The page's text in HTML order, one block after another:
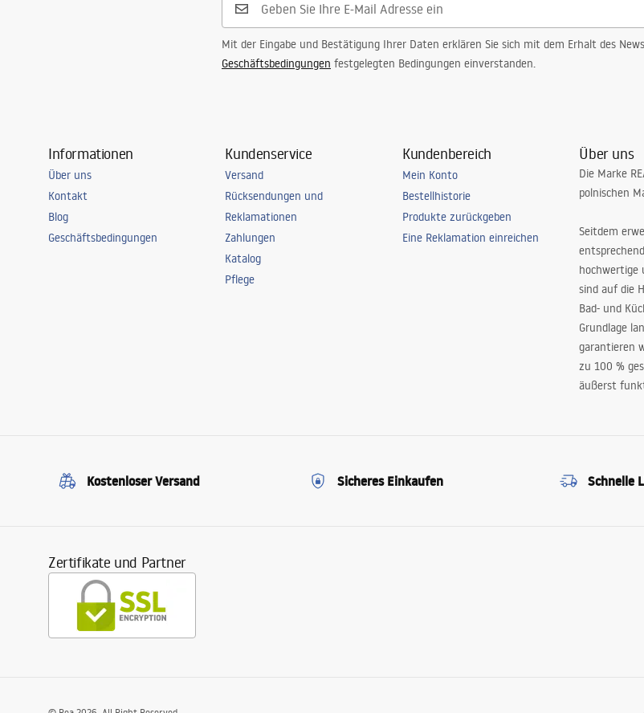
Mit der Eingabe und Bestätigung Ihrer Daten erklären Sie sich mit dem Erhalt des
Geschäftsbedingungen festgelegten Bedingungen einverstanden.
Informationen
Über uns
Kontakt
Blog
Geschäftsbedingungen
Kundenservice
Versand
Rücksendungen und
Reklamationen
Zahlungen
Katalog
Pflege
Kundenbereich
Mein Konto
Bestellhistorie
Produkte zurückgeben
Eine Reklamation einreichen
Über uns
Die Marke
polnischen
Seitdem
hochwertige
sind auf die
Bad- und
Grundlage
garantieren
zu 100 %
äußerst
Kostenloser Versand Sicheres Einkaufen Schnelle
Zertifikate und Partner